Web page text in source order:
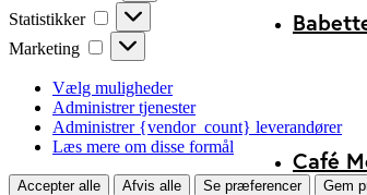
Statistikker Statistikker
Marketing Marketing
Vælg muligheder
Administrer tjenester
Administrer {vendor_count} leverandører
Læs mere om disse formål
Accepter alle Afvis alle Se præferencer Gem
Café